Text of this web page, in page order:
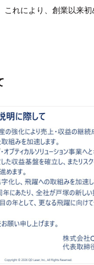
れにより、創業以来